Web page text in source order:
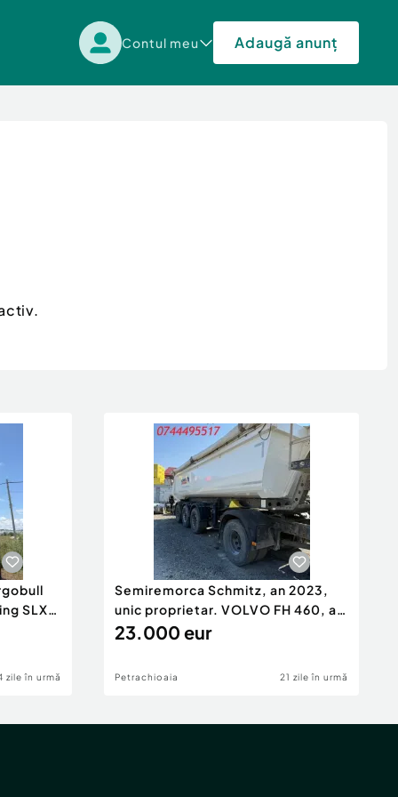
Contul meu Adaugă anunț
SLXe
zile în urmă
Semiremorca Schmitz, an 2023,
unic proprietar. VOLVO FH 460, an
2014, Euro 6
23.000 eur
Petrachioaia 21 zile în urmă